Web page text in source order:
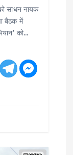
साधन नायक
बैठक में
को…